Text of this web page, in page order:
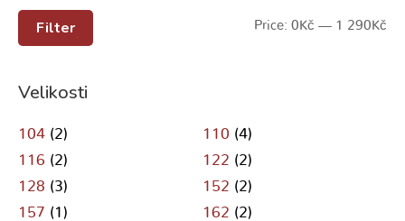
Filter Price: 0Kč — 1 290Kč
Velikosti
104 (2) 110 (4)
116 (2) 122 (2)
128 (3) 152 (2)
157 (1) 162 (2)